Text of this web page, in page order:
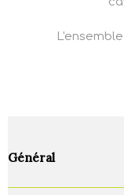
Général